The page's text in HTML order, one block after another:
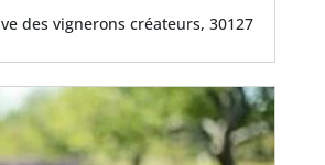
des vignerons créateurs, 30127